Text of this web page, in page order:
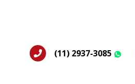
(11) 2937-3085